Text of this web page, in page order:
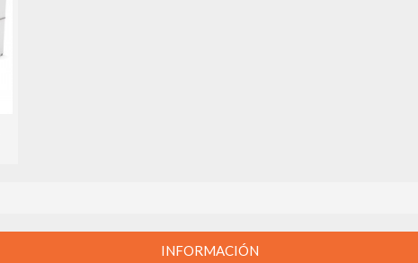
INFORMACIÓN